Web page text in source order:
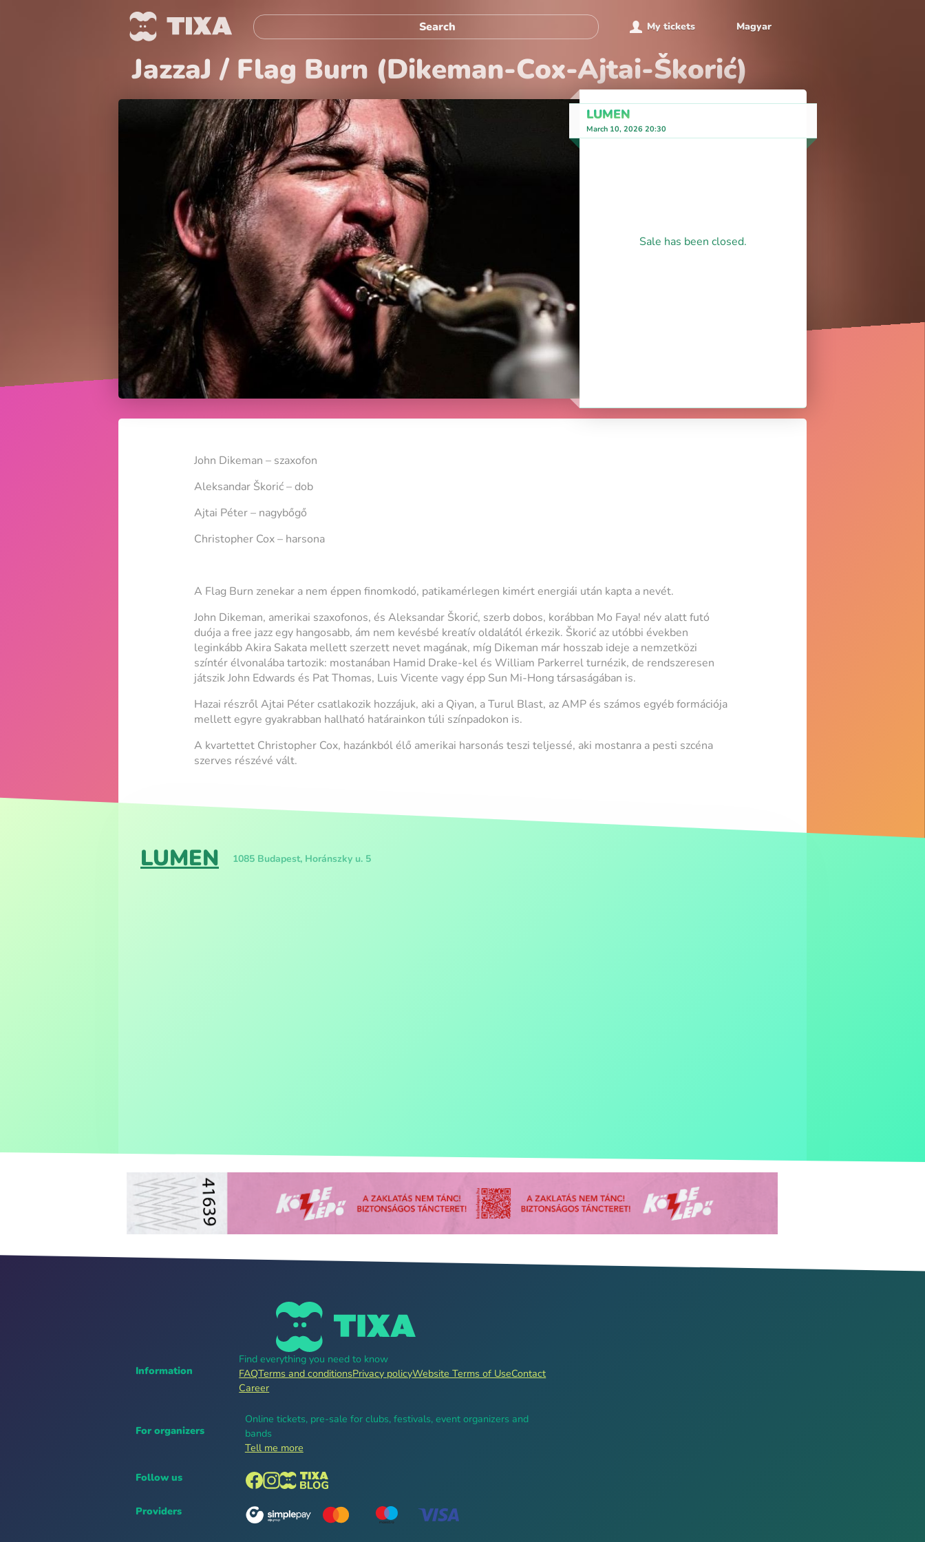
My tickets Magyar
JazzaJ / Flag Burn (Dikeman-Cox-Ajtai-Škorić)
LUMEN
March 10, 2026 20:30
Sale has been closed.
John Dikeman – szaxofon
Aleksandar Škorić – dob
Ajtai Péter – nagybőgő
Christopher Cox – harsona
A Flag Burn zenekar a nem éppen finomkodó, patikamérlegen kimért energiái után kapta a nevét.
John Dikeman, amerikai szaxofonos, és Aleksandar Škorić, szerb dobos, korábban Mo Faya! név alatt futó
duója a free jazz egy hangosabb, ám nem kevésbé kreatív oldalától érkezik. Škorić az utóbbi években
leginkább Akira Sakata mellett szerzett nevet magának, míg Dikeman már hosszab ideje a nemzetközi
színtér élvonalába tartozik: mostanában Hamid Drake-kel és William Parkerrel turnézik, de rendszeresen
játszik John Edwards és Pat Thomas, Luis Vicente vagy épp Sun Mi-Hong társaságában is.
Hazai részről Ajtai Péter csatlakozik hozzájuk, aki a Qiyan, a Turul Blast, az AMP és számos egyéb formációja
mellett egyre gyakrabban hallható határainkon túli színpadokon is.
A kvartettet Christopher Cox, hazánkból élő amerikai harsonás teszi teljessé, aki mostanra a pesti szcéna
szerves részévé vált.
LUMEN 1085 Budapest, Horánszky u. 5
Information
Find everything you need to know
FAQTerms and conditionsPrivacy policyWebsite Terms of UseContact
Career
For organizers
Online tickets, pre-sale for clubs, festivals, event organizers and
bands
Tell me more
Follow us
Providers